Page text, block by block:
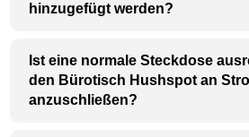
hinzugefügt werden?
Ist eine normale Steckdose
den Bürotisch Hushspot an
anzuschließen?